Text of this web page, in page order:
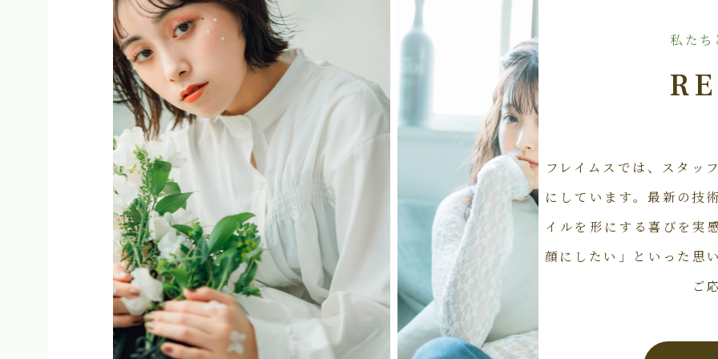
私た
フレイムスでは、スタッ
にしています。最新の技
イルを形にする喜びを実
顔にしたい」といった思
ご